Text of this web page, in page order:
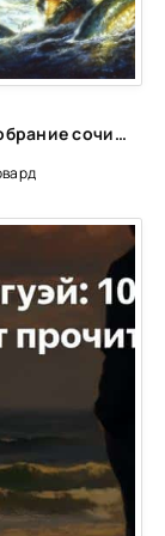
Полное собрание сочинений - Говард Лавкрафт